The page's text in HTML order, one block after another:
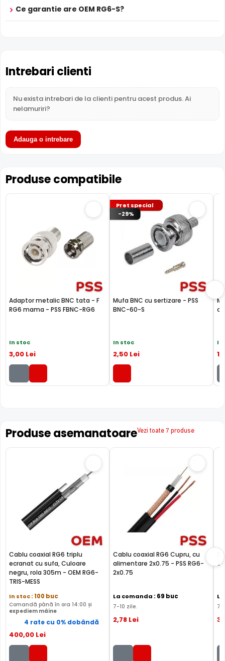
Ce garantie are OEM RG6-S?
Intrebari clienti
Nu exista intrebari de la clienti pentru acest produs. Ai
nelamuriri?
Adauga o intrebare
Produse compatibile
Adaptor metalic BNC tata - F
RG6 mama - PSS FBNC-RG6
In stoc
3,00 Lei
Pret special
-29%
Mufa BNC cu sertizare - PSS
BNC-60-S
In stoc
2,50 Lei
In
1
Produse asemanatoareVezi toate 7 produse
Cablu coaxial RG6 triplu
ecranat cu sufa, Culoare
negru, rola 305m - OEM RG6-
TRIS-MESS
In stoc: 100 buc
Comandă până în ora 14:00 și
expediem mâine
4 rate cu 0% dobândă
400,00 Lei
Cablu coaxial RG6 Cupru, cu
alimentare 2x0.75 - PSS RG6-
2x0.75
La comanda : 69 buc
7-10 zile.
2,78 Lei
7-
3